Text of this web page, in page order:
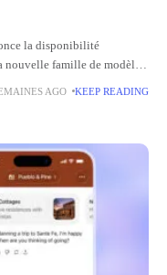
la disponibilité
nouvelle famille de modèles
de
AGO KEEP READING